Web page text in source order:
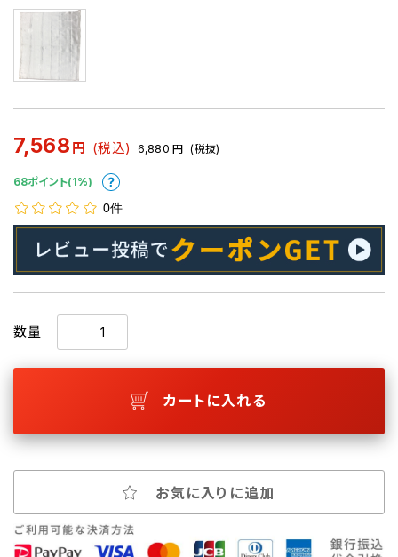
7,568 円 (税込) 6,880 円 (税抜)
68ポイント(1%)
0件
数量
カートに入れる
お気に入りに追加